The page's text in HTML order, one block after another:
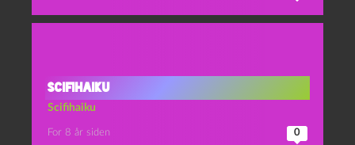
Scifihaiku
Scifihaiku
For 8 år siden 0